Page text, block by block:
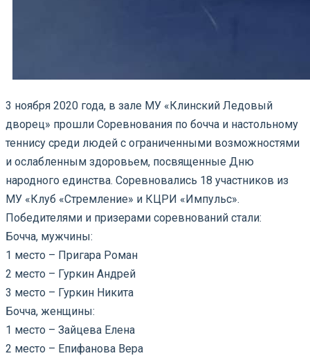
3 ноября 2020 года, в зале МУ «Клинский Ледовый
дворец» прошли Соревнования по бочча и настольному
теннису среди людей с ограниченными возможностями
и ослабленным здоровьем, посвященные Дню
народного единства. Соревновались 18 участников из
МУ «Клуб «Стремление» и КЦРИ «Импульс».
Победителями и призерами соревнований стали:
Бочча, мужчины:
1 место – Пригара Роман
2 место – Гуркин Андрей
3 место – Гуркин Никита
Бочча, женщины:
1 место – Зайцева Елена
2 место – Епифанова Вера